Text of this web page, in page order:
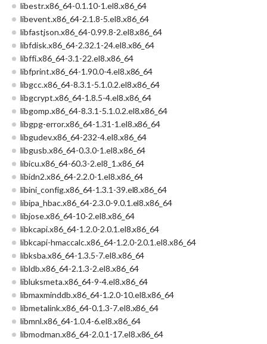
libestr.x86_64-0.1.10-1.el8.x86_64
libevent.x86_64-2.1.8-5.el8.x86_64
libfastjson.x86_64-0.99.8-2.el8.x86_64
libfdisk.x86_64-2.32.1-24.el8.x86_64
libffi.x86_64-3.1-22.el8.x86_64
libfprint.x86_64-1.90.0-4.el8.x86_64
libgcc.x86_64-8.3.1-5.1.0.2.el8.x86_64
libgcrypt.x86_64-1.8.5-4.el8.x86_64
libgomp.x86_64-8.3.1-5.1.0.2.el8.x86_64
libgpg-error.x86_64-1.31-1.el8.x86_64
libgudev.x86_64-232-4.el8.x86_64
libgusb.x86_64-0.3.0-1.el8.x86_64
libicu.x86_64-60.3-2.el8_1.x86_64
libidn2.x86_64-2.2.0-1.el8.x86_64
libini_config.x86_64-1.3.1-39.el8.x86_64
libipa_hbac.x86_64-2.3.0-9.0.1.el8.x86_64
libjose.x86_64-10-2.el8.x86_64
libkcapi.x86_64-1.2.0-2.0.1.el8.x86_64
libkcapi-hmaccalc.x86_64-1.2.0-2.0.1.el8.x86_64
libksba.x86_64-1.3.5-7.el8.x86_64
libldb.x86_64-2.1.3-2.el8.x86_64
libluksmeta.x86_64-9-4.el8.x86_64
libmaxminddb.x86_64-1.2.0-10.el8.x86_64
libmetalink.x86_64-0.1.3-7.el8.x86_64
libmnl.x86_64-1.0.4-6.el8.x86_64
libmodman.x86_64-2.0.1-17.el8.x86_64